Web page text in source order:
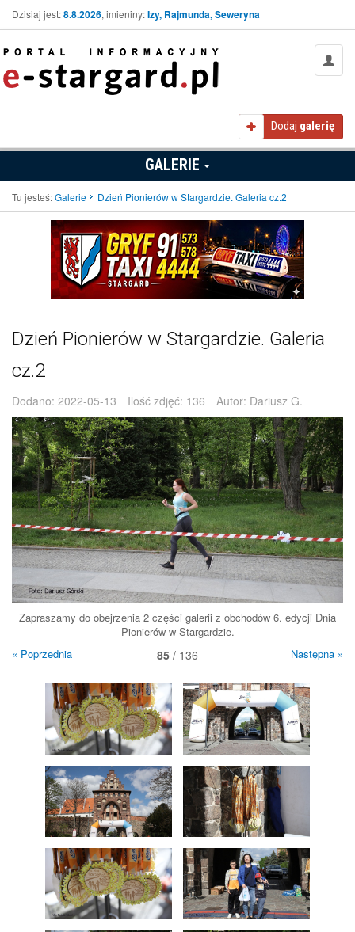
Dzisiaj jest:8.8.2026, imieniny:Izy, Rajmunda, Seweryna
Dodaj galerię
GALERIE
Tu jesteś:Galerie Dzień Pionierów w Stargardzie. Galeria cz.2
Dzień Pionierów w Stargardzie. Galeria
cz.2
Dodano: 2022-05-13 Ilość zdjęć: 136 Autor: Dariusz G.
Zapraszamy do obejrzenia 2 części galerii z obchodów 6. edycji Dnia
Pionierów w Stargardzie.
« Poprzednia
85 / 136 Następna »